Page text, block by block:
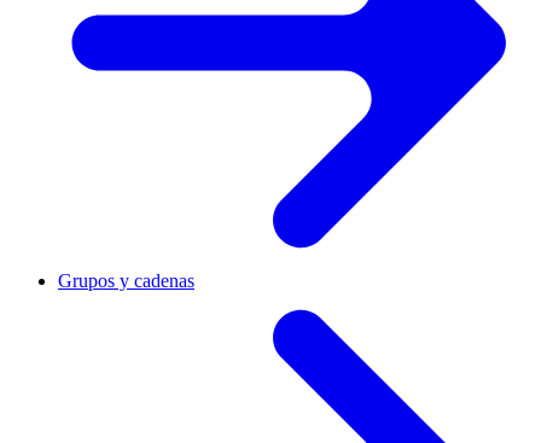
Grupos y cadenas